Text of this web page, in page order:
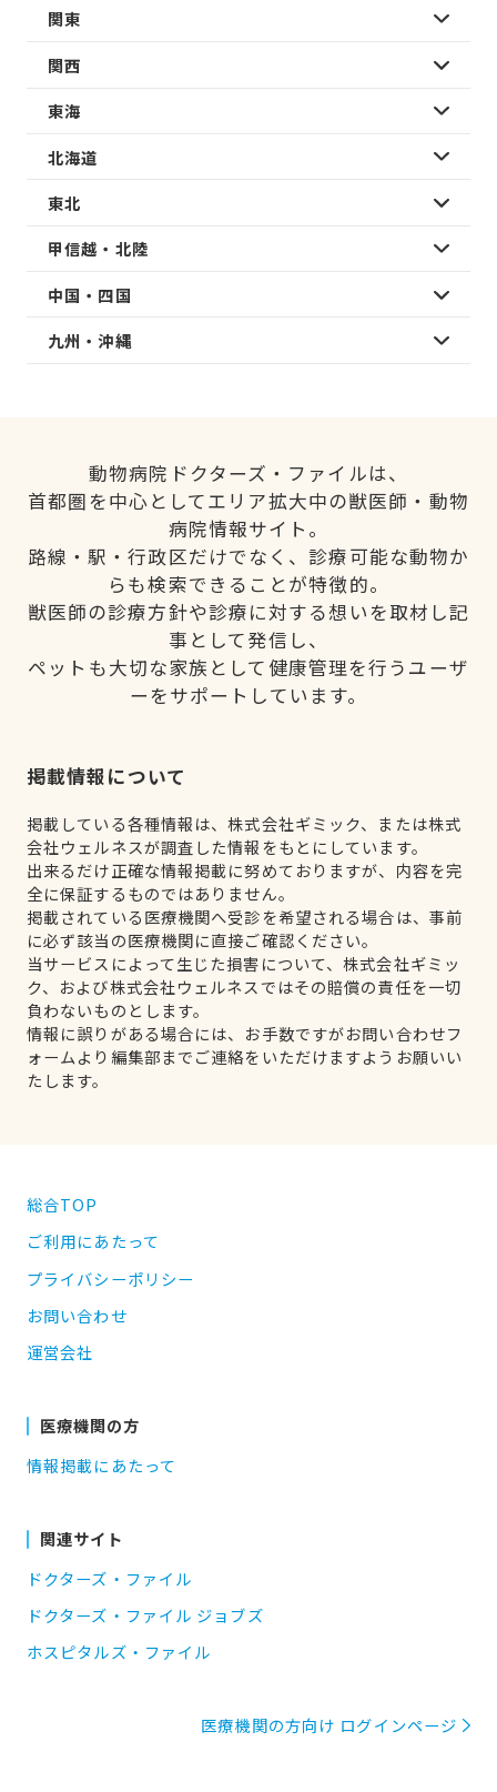
関東
関西
東海
北海道
東北
甲信越・北陸
中国・四国
九州・沖縄
動物病院ドクターズ・ファイルは、
首都圏を中心としてエリア拡大中の獣医師・動物
病院情報サイト。
路線・駅・行政区だけでなく、診療可能な動物か
らも検索できることが特徴的。
獣医師の診療方針や診療に対する想いを取材し記
事として発信し、
ペットも大切な家族として健康管理を行うユーザ
ーをサポートしています。
掲載情報について
掲載している各種情報は、株式会社ギミック、または株式
会社ウェルネスが調査した情報をもとにしています。
出来るだけ正確な情報掲載に努めておりますが、内容を完
全に保証するものではありません。
掲載されている医療機関へ受診を希望される場合は、事前
に必ず該当の医療機関に直接ご確認ください。
当サービスによって生じた損害について、株式会社ギミッ
ク、および株式会社ウェルネスではその賠償の責任を一切
負わないものとします。
情報に誤りがある場合には、お手数ですがお問い合わせフ
ォームより編集部までご連絡をいただけますようお願いい
たします。
総合TOP
ご利用にあたって
プライバシーポリシー
お問い合わせ
運営会社
医療機関の方
情報掲載にあたって
関連サイト
ドクターズ・ファイル
ドクターズ・ファイル ジョブズ
ホスピタルズ・ファイル
医療機関の方向け ログインページ